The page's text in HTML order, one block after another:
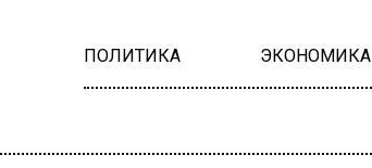
ПОЛИТИКА ЭКОНОМИКА